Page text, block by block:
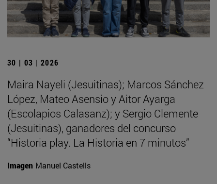
30 | 03 | 2026
Maira Nayeli (Jesuitinas); Marcos Sánchez
López, Mateo Asensio y Aitor Ayarga
(Escolapios Calasanz); y Sergio Clemente
(Jesuitinas), ganadores del concurso
“Historia play. La Historia en 7 minutos”
Imagen Manuel Castells